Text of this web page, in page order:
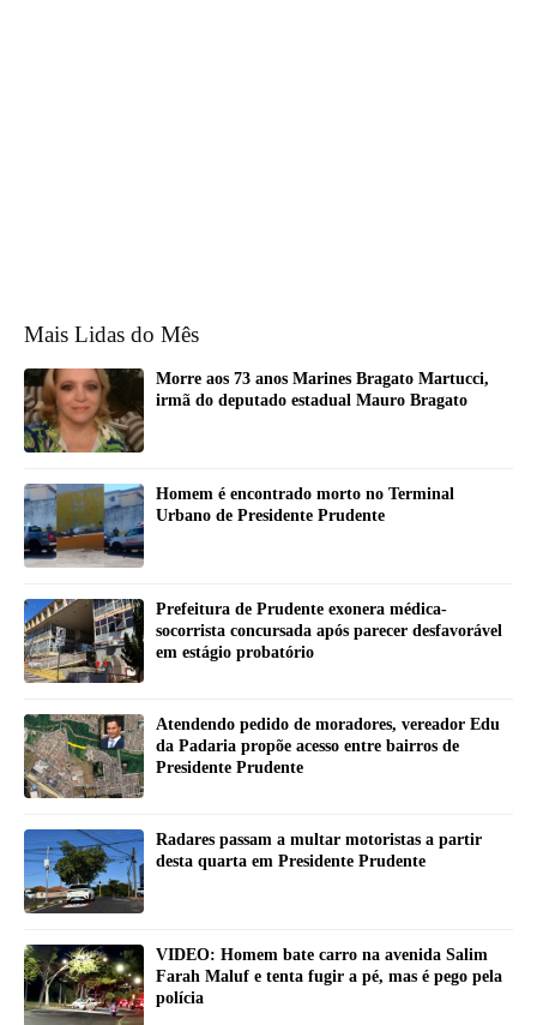
Mais Lidas do Mês
Morre aos 73 anos Marines Bragato Martucci,
irmã do deputado estadual Mauro Bragato
Homem é encontrado morto no Terminal
Urbano de Presidente Prudente
Prefeitura de Prudente exonera médica-
socorrista concursada após parecer desfavorável
em estágio probatório
Atendendo pedido de moradores, vereador Edu
da Padaria propõe acesso entre bairros de
Presidente Prudente
Radares passam a multar motoristas a partir
desta quarta em Presidente Prudente
VIDEO: Homem bate carro na avenida Salim
Farah Maluf e tenta fugir a pé, mas é pego pela
polícia